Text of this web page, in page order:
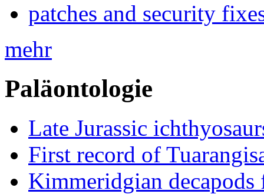
patches and security
mehr
Paläontologie
Late Jurassic
First record of
Kimmeridgian